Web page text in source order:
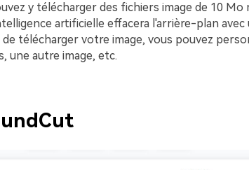
y télécharger des fichiers image de 10 Mo
artificielle effacera l'arrière-plan avec
de télécharger votre image, vous pouvez
une autre image, etc.